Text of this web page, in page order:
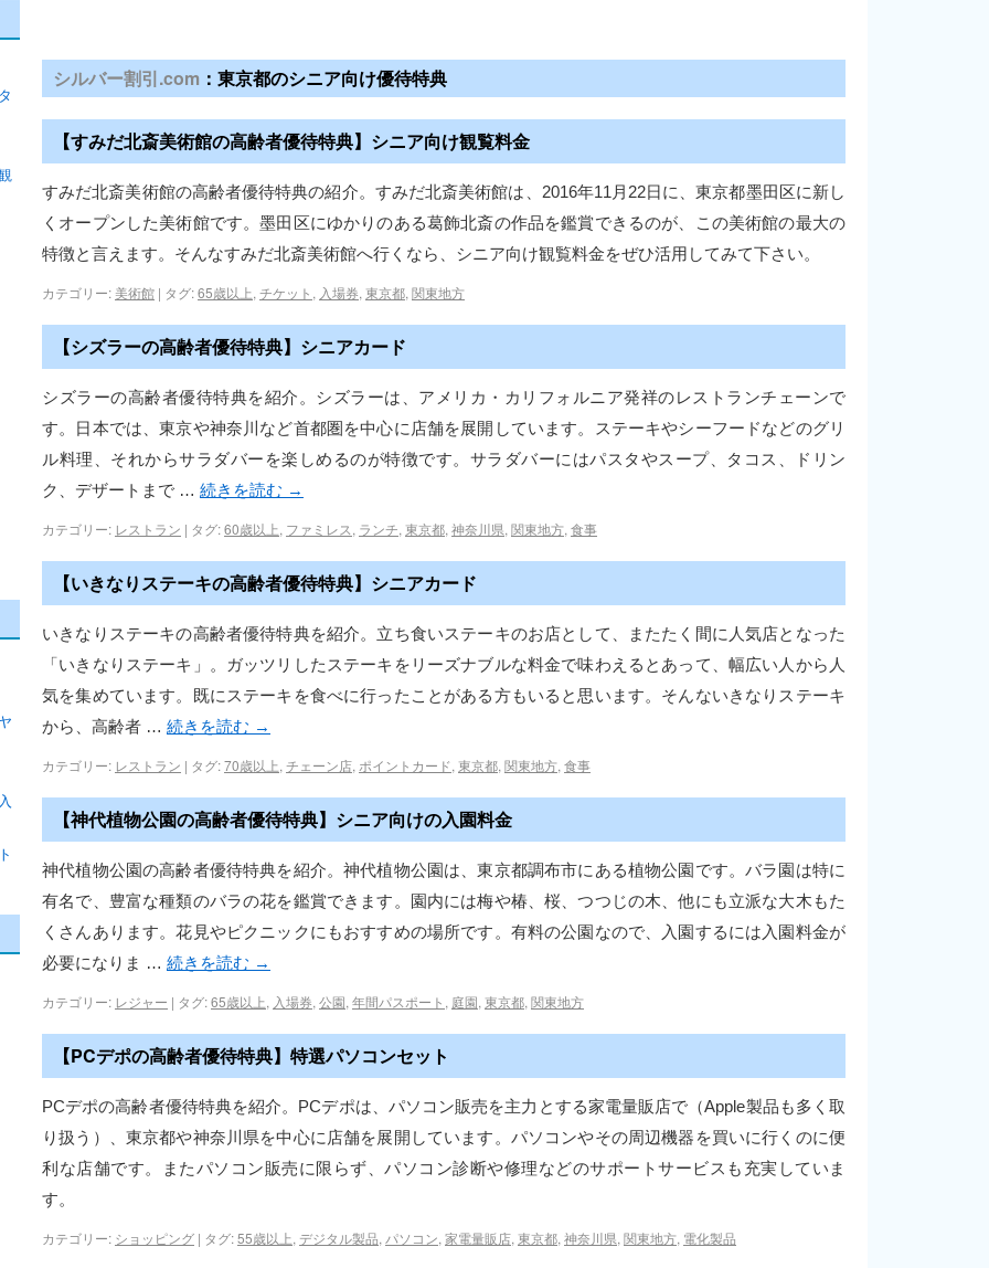
シルバー割引.com ：東京都のシニア向け優待特典
【すみだ北斎美術館の高齢者優待特典】シニア向け観覧料金
すみだ北斎美術館の高齢者優待特典の紹介。すみだ北斎美術館は、2016年11月22日に、東京都墨田区に新し
くオープンした美術館です。墨田区にゆかりのある葛飾北斎の作品を鑑賞できるのが、この美術館の最大の
特徴と言えます。そんなすみだ北斎美術館へ行くなら、シニア向け観覧料金をぜひ活用してみて下さい。
カテゴリー: 美術館 | タグ:65歳以上, チケット , 入場券, 東京都, 関東地方
【シズラーの高齢者優待特典】シニアカード
シズラーの高齢者優待特典を紹介。シズラーは、アメリカ・カリフォルニア発祥のレストランチェーンで
す。日本では、東京や神奈川など首都圏を中心に店舗を展開しています。ステーキやシーフードなどのグリ
ル料理、それからサラダバーを楽しめるのが特徴です。サラダバーにはパスタやスープ、タコス、ドリン
ク、デザートまで … 続きを読む →
カテゴリー: レストラン | タグ:60歳以上, ファミレス, ランチ, 東京都, 神奈川県, 関東地方, 食事
【いきなりステーキの高齢者優待特典】シニアカード
いきなりステーキの高齢者優待特典を紹介。立ち食いステーキのお店として、またたく間に人気店となった
「いきなりステーキ」。ガッツリしたステーキをリーズナブルな料金で味わえるとあって、幅広い人から人
気を集めています。既にステーキを食べに行ったことがある方もいると思います。そんないきなりステーキ
から、高齢者 … 続きを読む →
カテゴリー: レストラン | タグ:70歳以上, チェーン店, ポイントカード, 東京都, 関東地方, 食事
【神代植物公園の高齢者優待特典】シニア向けの入園料金
神代植物公園の高齢者優待特典を紹介。神代植物公園は、東京都調布市にある植物公園です。バラ園は特に
有名で、豊富な種類のバラの花を鑑賞できます。園内には梅や椿、桜、つつじの木、他にも立派な大木もた
くさんあります。花見やピクニックにもおすすめの場所です。有料の公園なので、入園するには入園料金が
必要になりま … 続きを読む →
カテゴリー: レジャー | タグ:65歳以上, 入場券, 公園, 年間パスポート , 庭園, 東京都, 関東地方
【PCデポの高齢者優待特典】特選パソコンセット
PCデポの高齢者優待特典を紹介。PCデポは、パソコン販売を主力とする家電量販店で（Apple製品も多く取
り扱う）、東京都や神奈川県を中心に店舗を展開しています。パソコンやその周辺機器を買いに行くのに便
利な店舗です。またパソコン販売に限らず、パソコン診断や修理などのサポートサービスも充実していま
す。
カテゴリー: ショッピング | タグ:55歳以上, デジタル製品, パソコン, 家電量販店, 東京都, 神奈川県, 関東地方, 電化製品